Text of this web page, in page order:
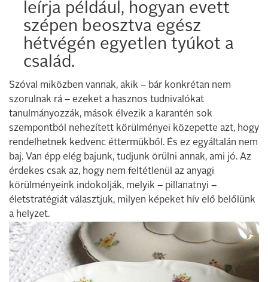
leírja például, hogyan evett
szépen beosztva egész
hétvégén egyetlen tyúkot a
család.
Szóval miközben vannak, akik – bár konkrétan nem
szorulnak rá – ezeket a hasznos tudnivalókat
tanulmányozzák, mások élvezik a karantén sok
szempontból nehezített körülményei közepette azt, hogy
rendelhetnek kedvenc éttermükből. És ez egyáltalán nem
baj. Van épp elég bajunk, tudjunk örülni annak, ami jó. Az
érdekes csak az, hogy nem feltétlenül az anyagi
körülményeink indokolják, melyik – pillanatnyi –
életstratégiát választjuk, milyen képeket hív elő belőlünk
a helyzet.